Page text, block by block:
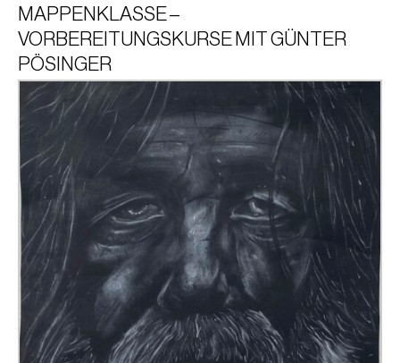
MAPPENKLASSE –
VORBEREITUNGSKURSE MIT GÜNTER
PÖSINGER